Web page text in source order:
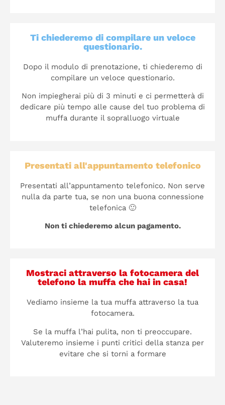
Ti chiederemo di compilare un veloce
questionario.
Dopo il modulo di prenotazione, ti chiederemo di
compilare un veloce questionario.
Non impiegherai più di 3 minuti e ci permetterà di
dedicare più tempo alle cause del tuo problema di
muffa durante il sopralluogo virtuale
Presentati all'appuntamento telefonico
Presentati all’appuntamento telefonico. Non serve
nulla da parte tua, se non una buona connessione
telefonica 🙂
Non ti chiederemo alcun pagamento.
Mostraci attraverso la fotocamera del
telefono la muffa che hai in casa!
Vediamo insieme la tua muffa attraverso la tua
fotocamera.
Se la muffa l’hai pulita, non ti preoccupare.
Valuteremo insieme i punti critici della stanza per
evitare che si torni a formare